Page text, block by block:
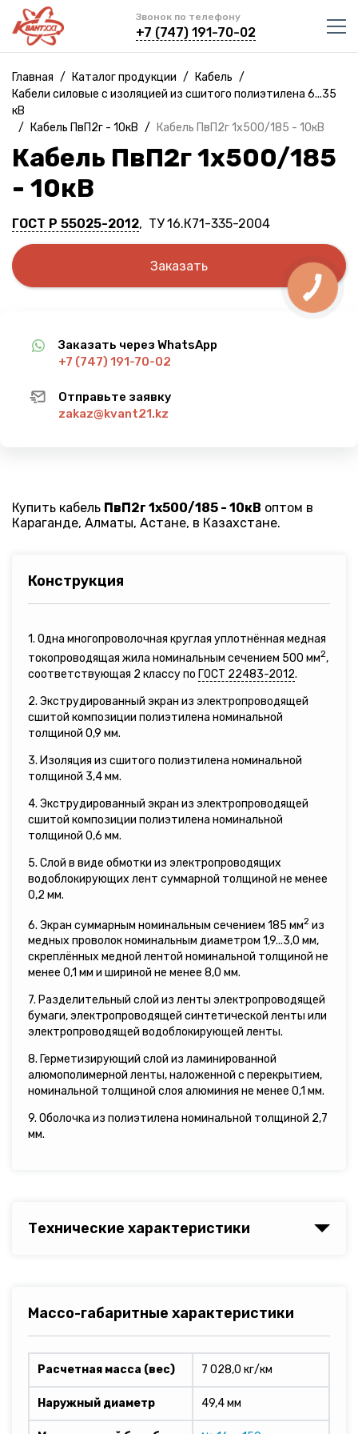
Звонок по телефону
+7 (747) 191-70-02
Главная / Каталог продукции / Кабель /
Кабели силовые с изоляцией из сшитого полиэтилена 6...35
кВ
/
Кабель ПвП2г - 10кВ / Кабель ПвП2г 1х500/185 - 10кВ
Кабель ПвП2г 1х500/185
- 10кВ
ГОСТ Р 55025-2012, ТУ 16.К71-335-2004
Заказать
Заказать через WhatsApp
+7 (747) 191-70-02
Отправьте заявку
zakaz@kvant21.kz
Купить кабель ПвП2г 1х500/185 - 10кВ оптом в
Караганде, Алматы, Астане, в Казахстане.
Конструкция
1. Одна многопроволочная круглая уплотнённая медная
токопроводящая жила номинальным сечением 500 мм2,
соответствующая 2 классу по ГОСТ 22483-2012.
2. Экструдированный экран из электропроводящей
сшитой композиции полиэтилена номинальной
толщиной 0,9 мм.
3. Изоляция из сшитого полиэтилена номинальной
толщиной 3,4 мм.
4. Экструдированный экран из электропроводящей
сшитой композиции полиэтилена номинальной
толщиной 0,6 мм.
5. Слой в виде обмотки из электропроводящих
водоблокирующих лент суммарной толщиной не менее
0,2 мм.
6. Экран суммарным номинальным сечением 185 мм2 из
медных проволок номинальным диаметром 1,9...3,0 мм,
скреплённых медной лентой номинальной толщиной не
менее 0,1 мм и шириной не менее 8,0 мм.
7. Разделительный слой из ленты электропроводящей
бумаги, электропроводящей синтетической ленты или
электропроводящей водоблокирующей ленты.
8. Герметизирующий слой из ламинированной
алюмополимерной ленты, наложенной с перекрытием,
номинальной толщиной слоя алюминия не менее 0,1 мм.
9. Оболочка из полиэтилена номинальной толщиной 2,7
мм.
Технические характеристики
Массо-габаритные характеристики
Расчетная масса (вес) 7 028,0 кг/км
Наружный диаметр 49,4 мм